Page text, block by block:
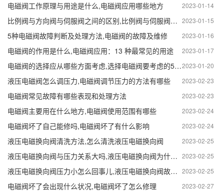
2023-01-14
电磁阀工作原理与用途是什么,电磁阀应用哪些地方
2023-01-15
比例阀与方向阀与伺服阀之间的区别,比例阀与伺服阀技术
2023-01-16
5种电磁阀故障判断及处理方法,电磁阀的故障及维修
2023-01-17
电磁阀的作用是什么,电磁阀应用：13 种最常见的用途
2023-01-20
电磁阀的选择应从哪些方面考虑,选择电磁阀要考虑的5个基本因素
2023-02-23
液压电磁阀怎么调压力,电磁阀调节压力的方法有哪些
2023-02-23
电磁阀常见故障有哪些表现和处理方法
2023-02-24
电磁阀主要用在什么地方,电磁阀使用范围有哪些
2023-02-24
电磁阀坏了自己能修吗,电磁阀坏了有什么影响
2023-02-25
液压电磁换向阀清洗方法,怎么清洗液压电磁换向阀
2023-02-25
液压电磁换向阀与压力关系大吗,液压电磁换向阀为什么不能用
2023-02-25
液压电磁换向阀压力小怎么回事儿,液压电磁换向阀故障排除方法有哪些
2023-02-27
电磁阀坏了会出现什么状况,电磁阀坏了怎么修理